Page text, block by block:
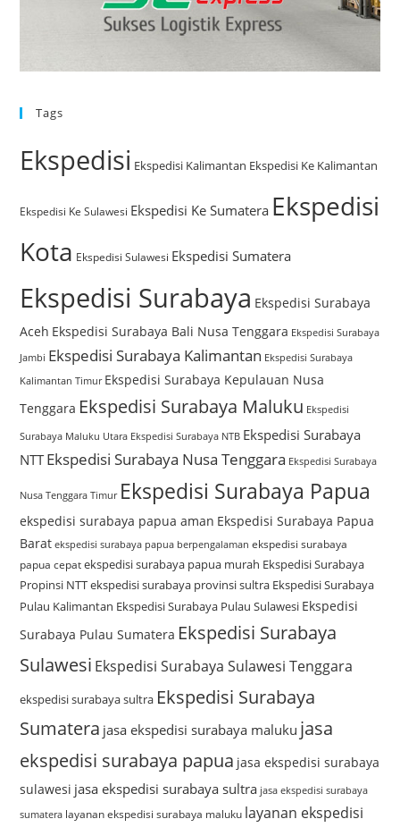
Tags
Ekspedisi Ekspedisi Kalimantan Ekspedisi Ke Kalimantan
Ekspedisi Ke Sulawesi Ekspedisi Ke Sumatera Ekspedisi
Kota Ekspedisi Sulawesi Ekspedisi Sumatera
Ekspedisi Surabaya Ekspedisi Surabaya
Aceh Ekspedisi Surabaya Bali Nusa Tenggara Ekspedisi Surabaya
Jambi Ekspedisi Surabaya Kalimantan Ekspedisi Surabaya
Kalimantan Timur Ekspedisi Surabaya Kepulauan Nusa
Tenggara Ekspedisi Surabaya Maluku Ekspedisi
Surabaya Maluku Utara Ekspedisi Surabaya NTB Ekspedisi Surabaya
NTTEkspedisi Surabaya Nusa Tenggara Ekspedisi Surabaya
Nusa Tenggara Timur Ekspedisi Surabaya Papua
ekspedisi surabaya papua aman Ekspedisi Surabaya Papua
Barat ekspedisi surabaya papua berpengalaman ekspedisi surabaya
papua cepat ekspedisi surabaya papua murah Ekspedisi Surabaya
Propinsi NTTekspedisi surabaya provinsi sultra Ekspedisi Surabaya
Pulau Kalimantan Ekspedisi Surabaya Pulau Sulawesi Ekspedisi
Surabaya Pulau Sumatera Ekspedisi Surabaya
Sulawesi Ekspedisi Surabaya Sulawesi Tenggara
ekspedisi surabaya sultra Ekspedisi Surabaya
Sumatera jasa ekspedisi surabaya maluku jasa
ekspedisi surabaya papua jasa ekspedisi surabaya
sulawesi jasa ekspedisi surabaya sultra jasa ekspedisi surabaya
sumatera layanan ekspedisi surabaya maluku layanan ekspedisi